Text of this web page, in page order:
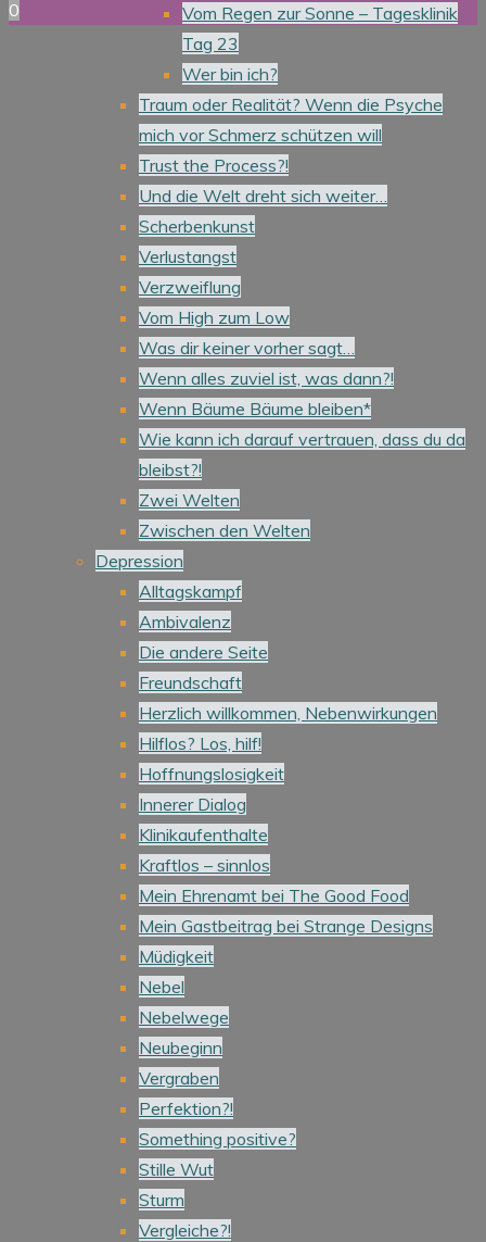
Vom Regen zur Sonne – Tagesklinik
Tag 23
Wer bin ich?
Traum oder Realität? Wenn die Psyche
mich vor Schmerz schützen will
Trust the Process?!
Und die Welt dreht sich weiter…
Scherbenkunst
Verlustangst
Verzweiflung
Vom High zum Low
Was dir keiner vorher sagt…
Wenn alles zuviel ist, was dann?!
Wenn Bäume Bäume bleiben*
Wie kann ich darauf vertrauen, dass du da
bleibst?!
Zwei Welten
Zwischen den Welten
Depression
Alltagskampf
Ambivalenz
Die andere Seite
Freundschaft
Herzlich willkommen, Nebenwirkungen
Hilflos? Los, hilf!
Hoffnungslosigkeit
Innerer Dialog
Klinikaufenthalte
Kraftlos – sinnlos
Mein Ehrenamt bei The Good Food
Mein Gastbeitrag bei Strange Designs
Müdigkeit
Nebel
Nebelwege
Neubeginn
Vergraben
Perfektion?!
Something positive?
Stille Wut
Sturm
Vergleiche?!
0